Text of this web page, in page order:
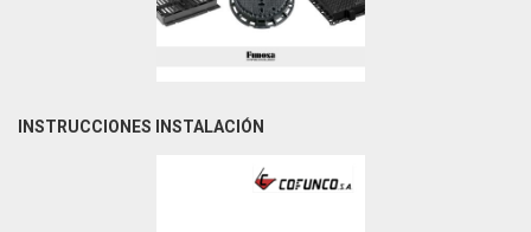
INSTRUCCIONES INSTALACIÓN